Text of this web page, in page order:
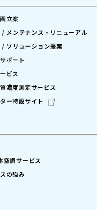
立案
メンテナンス・リニューアル
ソリューション提案
ポート
ビス
濃度測定サービス
ー特設サイト
空調サービス
の強み